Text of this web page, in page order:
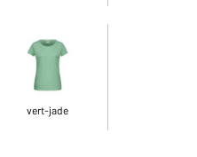
vert-jade